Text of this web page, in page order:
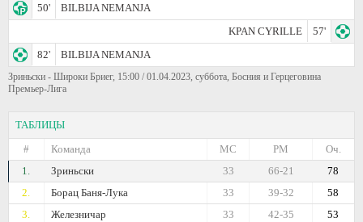
50'
BILBIJA NEMANJA
KPAN CYRILLE
57'
82'
BILBIJA NEMANJA
Зриньски - Широки Бриег, 15:00 / 01.04.2023, суббота, Босния и Герцеговина
Премьер-Лига
ТАБЛИЦЫ
#
Команда Оч.
РМ
МС
1.
Зриньски 78
66-21
33
2.
Борац Баня-Лука 58
39-32
33
3.
Железничар 53
42-35
33